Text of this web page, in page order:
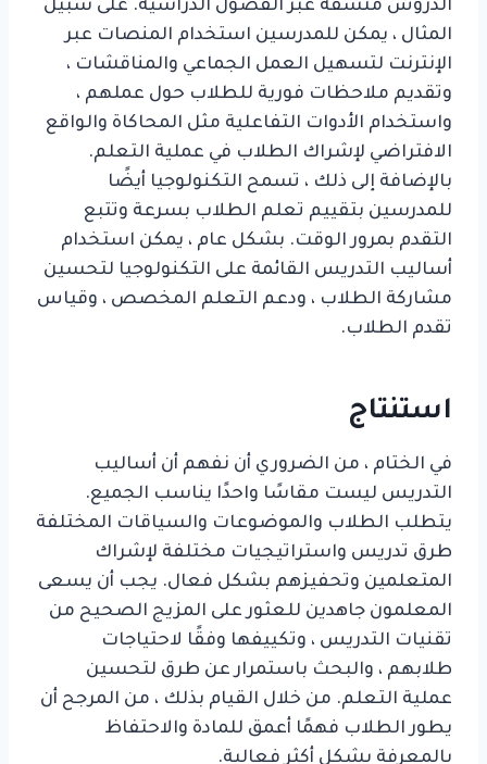
الدروس متسقة عبر الفصول الدراسية. على سبيل
المثال ، يمكن للمدرسين استخدام المنصات عبر
الإنترنت لتسهيل العمل الجماعي والمناقشات ،
وتقديم ملاحظات فورية للطلاب حول عملهم ،
واستخدام الأدوات التفاعلية مثل المحاكاة والواقع
الافتراضي لإشراك الطلاب في عملية التعلم.
بالإضافة إلى ذلك ، تسمح التكنولوجيا أيضًا
للمدرسين بتقييم تعلم الطلاب بسرعة وتتبع
التقدم بمرور الوقت. بشكل عام ، يمكن استخدام
أساليب التدريس القائمة على التكنولوجيا لتحسين
مشاركة الطلاب ، ودعم التعلم المخصص ، وقياس
تقدم الطلاب.
استنتاج
في الختام ، من الضروري أن نفهم أن أساليب
التدريس ليست مقاسًا واحدًا يناسب الجميع.
يتطلب الطلاب والموضوعات والسياقات المختلفة
طرق تدريس واستراتيجيات مختلفة لإشراك
المتعلمين وتحفيزهم بشكل فعال. يجب أن يسعى
المعلمون جاهدين للعثور على المزيج الصحيح من
تقنيات التدريس ، وتكييفها وفقًا لاحتياجات
طلابهم ، والبحث باستمرار عن طرق لتحسين
عملية التعلم. من خلال القيام بذلك ، من المرجح أن
يطور الطلاب فهمًا أعمق للمادة والاحتفاظ
بالمعرفة بشكل أكثر فعالية.